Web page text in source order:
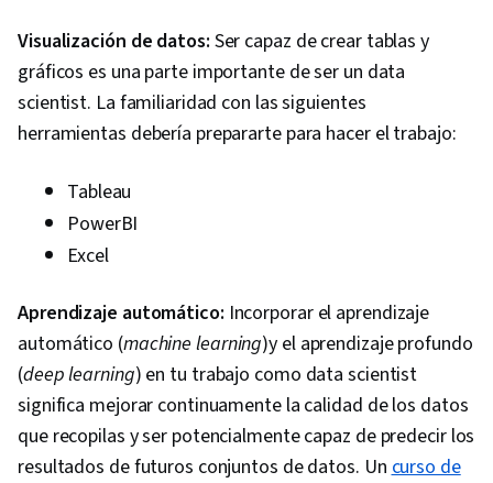
Visualización de datos: Ser capaz de crear tablas y
gráficos es una parte importante de ser un data
scientist. La familiaridad con las siguientes
herramientas debería prepararte para hacer el trabajo:
Tableau
PowerBI
Excel
Aprendizaje automático: Incorporar el aprendizaje
automático (machine learning)y el aprendizaje profundo
(deep learning) en tu trabajo como data scientist
significa mejorar continuamente la calidad de los datos
que recopilas y ser potencialmente capaz de predecir los
resultados de futuros conjuntos de datos. Uncurso de